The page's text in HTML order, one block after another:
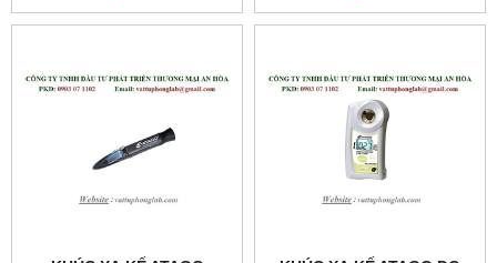
MODEL:MASTER-URC/NM
MODEL:MASTER-URC/NΑ